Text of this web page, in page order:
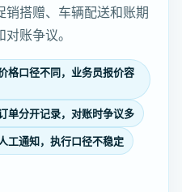
搭赠、车辆配送和账期
账争议。
格口径不同，业务员报价容
单分开记录，对账时争议多
工通知，执行口径不稳定